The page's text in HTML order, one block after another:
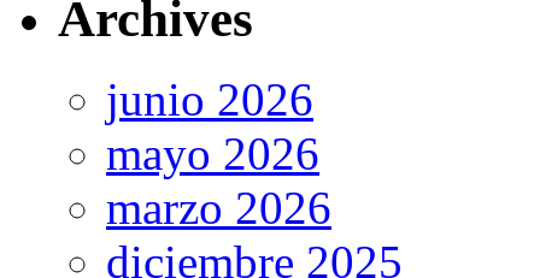
Archives
junio 2026
mayo 2026
marzo 2026
diciembre 2025